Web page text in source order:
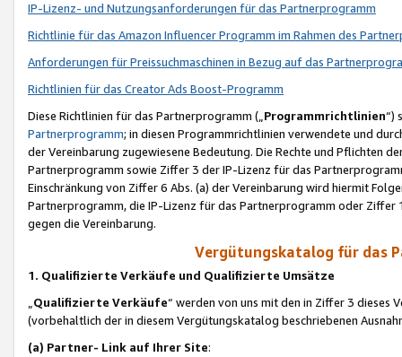
IP-Lizenz- und Nutzungsanforderungen für das Partnerprogramm
Richtlinie für das Amazon Influencer Programm im Rahmen des
Anforderungen für Preissuchmaschinen in Bezug auf das
Richtlinien für das Creator Ads Boost-Programm
Diese Richtlinien für das Partnerprogramm („Programmrichtlinien“)
Partnerprogramm; in diesen Programmrichtlinien verwendete und
der Vereinbarung zugewiesene Bedeutung. Die Rechte und Pflichten
Partnerprogramm sowie Ziffer 3 der IP-Lizenz für das
Einschränkung von Ziffer 6 Abs. (a) der Vereinbarung wird hiermit
Partnerprogramm, die IP-Lizenz für das Partnerprogramm oder
gegen die Vereinbarung.
Vergütungskatalog für das
1. Qualifizierte Verkäufe und Qualifizierte Umsätze
Qualifizierte Verkäufe“ werden von uns mit den in Ziffer 3
(vorbehaltlich der in diesem Vergütungskatalog beschriebenen
(a) Partner- Link auf Ihrer Site: